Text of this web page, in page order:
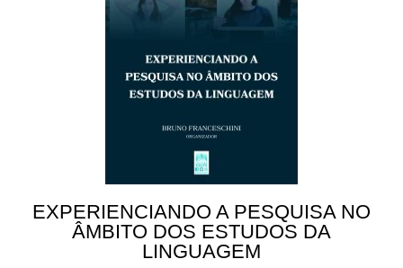
EXPERIENCIANDO A PESQUISA NO
ÂMBITO DOS ESTUDOS DA
LINGUAGEM